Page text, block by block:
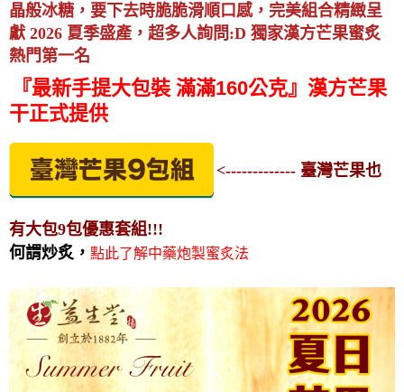
晶般冰糖，要下去時脆脆滑順口感，完美組合精緻呈
獻 2026 夏季盛產，超多人詢問:D 獨家漢方芒果蜜炙
熱門第一名
『最新手提大包裝 滿滿160公克』 漢方芒果
干正式提供
<------------- 臺灣芒果也
有大包9包優惠套組!!!
何謂炒炙， 點此了解中藥炮製蜜炙法